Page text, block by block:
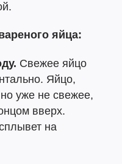
яйца:
Свежее яйцо
Яйцо,
уже не свежее,
вверх.
на